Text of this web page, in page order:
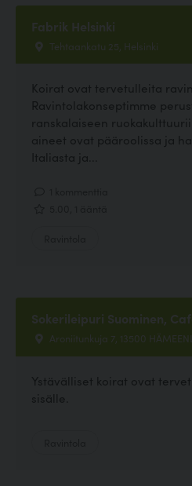
Fabrik Helsinki
Tehtaankatu 25, Helsinki
Koirat ovat tervetulleita
Ravintolakonseptimme
ranskalaiseen
aineet ovat pääroolissa ja
Italiasta ja...
Sokerileipuri Suominen,
Aroniitunkuja 7, 13500
Ystävälliset koirat ovat
sisälle.